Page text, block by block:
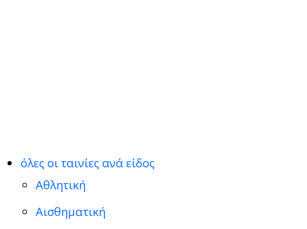
όλες οι ταινίες ανά είδος
Αθλητική
Αισθηματική